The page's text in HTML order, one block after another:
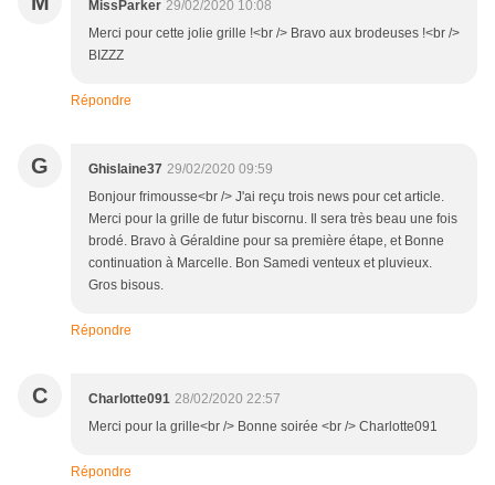
MissParker 29/02/2020 10:08
Merci pour cette jolie grille !<br /> Bravo aux brodeuses !<br />
BIZZZ
Répondre
G Ghislaine37 29/02/2020 09:59
Bonjour frimousse<br /> J'ai reçu trois news pour cet article.
Merci pour la grille de futur biscornu. Il sera très beau une fois
brodé. Bravo à Géraldine pour sa première étape, et Bonne
continuation à Marcelle. Bon Samedi venteux et pluvieux.
Gros bisous.
Répondre
C Charlotte091 28/02/2020 22:57
Merci pour la grille<br /> Bonne soirée <br /> Charlotte091
Répondre